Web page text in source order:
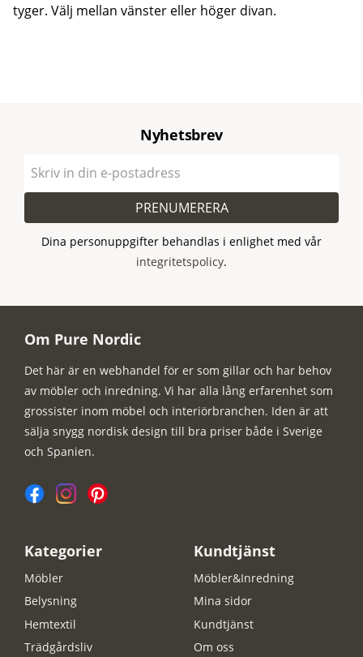
tyger. Välj mellan vänster eller höger divan.
Nyhetsbrev
PRENUMERERA
Dina personuppgifter behandlas i enlighet med vår
integritetspolicy.
Om Pure Nordic
Det här är en webhandel för er som gillar och har behov
av möbler och inredning. Vi har alla lång erfarenhet som
grossister inom möbel och interiörbranchen. Iden är att
sälja snygg nordisk design till bra priser både i Sverige
och Spanien.
Kategorier
Möbler
Belysning
Hemtextil
Trädgårdsliv
Kundtjänst
Möbler&Inredning
Mina sidor
Kundtjänst
Om oss